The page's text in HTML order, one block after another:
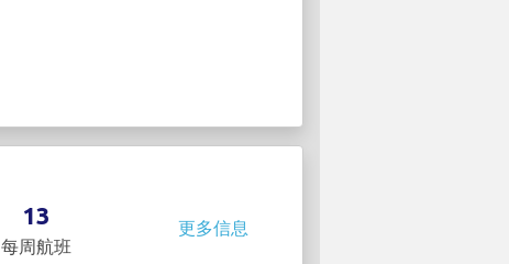
13
每周航班
更多信息